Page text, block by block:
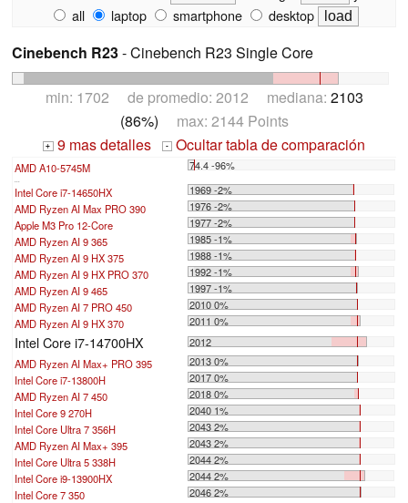
all
laptop smartphone desktop
Cinebench R23- Cinebench R23 Single Core
min: 1702 de promedio: 2012 mediana: 2103
(86%) max: 2144 Points
+ 9 mas detalles - Ocultar tabla de comparación
AMD A10-5745M 74.4 -96%
Intel Core i7-14650HX
1969 -2%
AMD Ryzen AI Max PRO 390
1976 -2%
Apple M3 Pro 12-Core
1977 -2%
AMD Ryzen AI 9 365
1985 -1%
AMD Ryzen AI 9 HX 375
1988 -1%
AMD Ryzen AI 9 HX PRO 370
1992 -1%
AMD Ryzen AI 9 465
1997 -1%
AMD Ryzen AI 7 PRO 450
2010 0%
AMD Ryzen AI 9 HX 370
2011 0%
Intel Core i7-14700HX
2012
AMD Ryzen AI Max+ PRO 395
2013 0%
Intel Core i7-13800H
2017 0%
AMD Ryzen AI 7 450
2018 0%
Intel Core 9 270H
2040 1%
Intel Core Ultra 7 356H
2043 2%
AMD Ryzen AI Max+ 395
2043 2%
Intel Core Ultra 5 338H
2044 2%
Intel Core i9-13900HX
2044 2%
Intel Core 7 350
2046 2%